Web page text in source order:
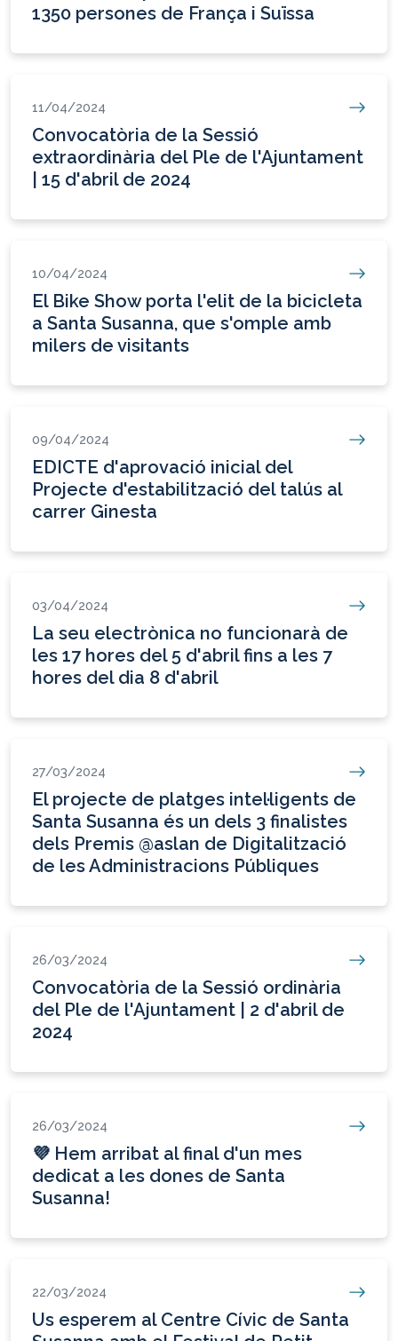
1350 persones de França i Suïssa
11/04/2024
Convocatòria de la Sessió
extraordinària del Ple de l'Ajuntament
| 15 d'abril de 2024
10/04/2024
El Bike Show porta l'elit de la bicicleta
a Santa Susanna, que s'omple amb
milers de visitants
09/04/2024
EDICTE d'aprovació inicial del
Projecte d'estabilització del talús al
carrer Ginesta
03/04/2024
La seu electrònica no funcionarà de
les 17 hores del 5 d'abril fins a les 7
hores del dia 8 d'abril
27/03/2024
El projecte de platges intel·ligents de
Santa Susanna és un dels 3 finalistes
dels Premis @aslan de Digitalització
de les Administracions Públiques
26/03/2024
Convocatòria de la Sessió ordinària
del Ple de l'Ajuntament | 2 d'abril de
2024
26/03/2024
💜 Hem arribat al final d'un mes
dedicat a les dones de Santa
Susanna!
22/03/2024
Us esperem al Centre Cívic de Santa